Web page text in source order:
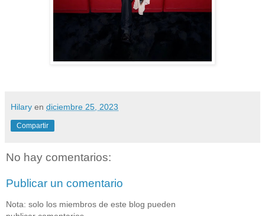
Hilary en diciembre 25, 2023
Compartir
No hay comentarios:
Publicar un comentario
Nota: solo los miembros de este blog pueden